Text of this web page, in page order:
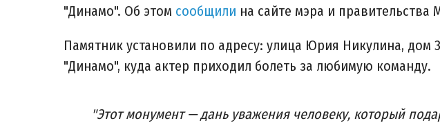
"Динамо". Об этом сообщили на сайте мэра и правительства
Памятник установили по адресу: улица Юрия Никулина, дом
"Динамо", куда актер приходил болеть за любимую команду.
"Этот монумент — дань уважения человеку, который